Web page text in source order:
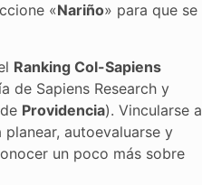
«Nariño» para que se
Ranking Col-Sapiens
de Sapiens Research y
Providencia). Vincularse a
autoevaluarse y
un poco más sobre